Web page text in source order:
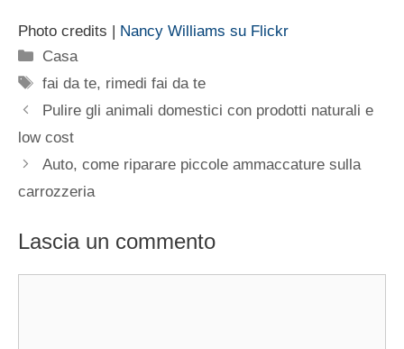
Photo credits | Nancy Williams su Flickr
Categorie
Casa
Tag
fai da te, rimedi fai da te
Pulire gli animali domestici con prodotti naturali e
low cost
Auto, come riparare piccole ammaccature sulla
carrozzeria
Lascia un commento